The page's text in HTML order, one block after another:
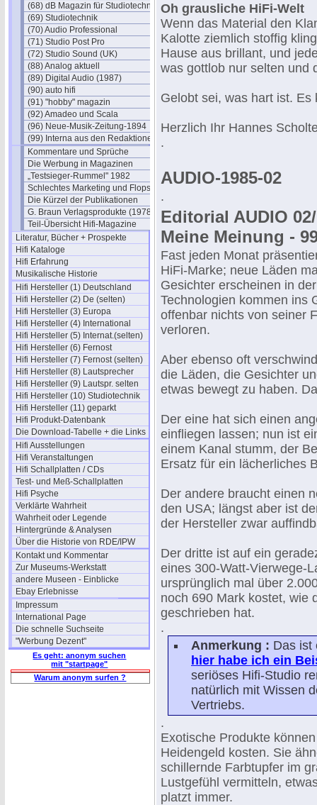
(68) dB Magazin für Studiotechnik
(69) Studiotechnik
(70) Audio Professional
(71) Studio Post Pro
(72) Studio Sound (UK)
(88) Analog aktuell
(89) Digital Audio (1987)
(90) auto hifi
(91) "hobby" magazin
(92) Amadeo und Scala
(96) Neue-Musik-Zeitung-1894
(99) Interna aus den Redaktionen
Kommentare und Sprüche
Die Werbung in Magazinen
„Testsieger-Rummel" 1982
Schlechtes Marketing und Flops
Die Kürzel der Publikationen
G. Braun Verlagsprodukte (1978)
Teil-Übersicht Hifi-Magazine
Literatur, Bücher + Prospekte
Hifi Kataloge
Hifi Erfahrung
Musikalische Historie
Hifi Hersteller (1) Deutschland
Hifi Hersteller (2) De (selten)
Hifi Hersteller (3) Europa
Hifi Hersteller (4) International
Hifi Hersteller (5) Internat.(selten)
Hifi Hersteller (6) Fernost
Hifi Hersteller (7) Fernost (selten)
Hifi Hersteller (8) Lautsprecher
Hifi Hersteller (9) Lautspr. selten
Hifi Hersteller (10) Studiotechnik
Hifi Hersteller (11) geparkt
Hifi Produkt-Datenbank
Die Download-Tabelle + die Links
Hifi Ausstellungen
Hifi Veranstaltungen
Hifi Schallplatten / CDs
Test- und Meß-Schallplatten
Hifi Psyche
Verklärte Wahrheit
Wahrheit oder Legende
Hintergründe & Analysen
Über die Historie von RDE/IPW
Kontakt und Kommentar
Zur Museums-Werkstatt
andere Museen - Einblicke
Ebay Erlebnisse
Impressum
International Page
Die schnelle Suchseite
"Werbung Dezent"
Es geht: anonym suchen
mit "startpage"
Warum anonym surfen ?
Oh grausliche HiFi-Welt
Wenn das Material den
Kalotte ziemlich stoffig
Hause aus brillant, und
was gottlob nur selten und
Gelobt sei, was hart ist. Es
Herzlich Ihr Hannes
.
AUDIO-1985-02
.
Editorial AUDIO
Meine Meinung -
Fast jeden Monat
HiFi-Marke; neue Läden
Gesichter erscheinen in
Technologien kommen ins
offenbar nichts von seiner
verloren.
Aber ebenso oft
die Läden, die Gesichter
etwas bewegt zu haben.
Der eine hat sich einen
einfliegen lassen; nun ist
einem Kanal stumm, der
Ersatz für ein lächerliches
Der andere braucht einen
den USA; längst aber ist
der Hersteller zwar
Der dritte ist auf ein
eines 300-Watt-Vierwege-
ursprünglich mal über
noch 690 Mark kostet, wie
geschrieben hat.
.
Anmerkung : Das ist
hier habe ich ein
seriöses Hifi-Studio
natürlich mit Wissen
Vertriebs.
.
Exotische Produkte
Heidengeld kosten. Sie
schillernde Farbtupfer im
Lustgefühl vermitteln,
platzt immer.